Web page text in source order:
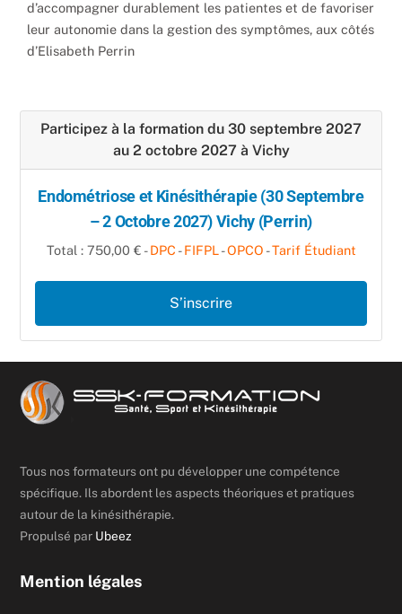
d’accompagner durablement les patientes et de favoriser
leur autonomie dans la gestion des symptômes, aux côtés
d’Elisabeth Perrin
Participez à la formation du 30 septembre 2027
au 2 octobre 2027 à Vichy
Endométriose et Kinésithérapie (30 Septembre
– 2 Octobre 2027) Vichy (Perrin)
Total : 750,00 € -DPC -FIFPL-OPCO -Tarif Étudiant
S’inscrire
Tous nos formateurs ont pu développer une compétence
spécifique. Ils abordent les aspects théoriques et pratiques
autour de la kinésithérapie.
Propulsé par Ubeez
Mention légales